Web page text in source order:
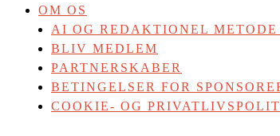
OM OS
AI OG REDAKTIONEL
BLIV MEDLEM
PARTNERSKABER
BETINGELSER FOR
COOKIE- OG